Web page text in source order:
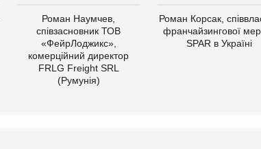
Роман Наумчев,
співзасновник ТОВ
«ФейрЛоджикс»,
комерційний директор
FRLG Freight SRL
(Румунія)
Роман Корсак,
франчайзингової
SPAR в Україні